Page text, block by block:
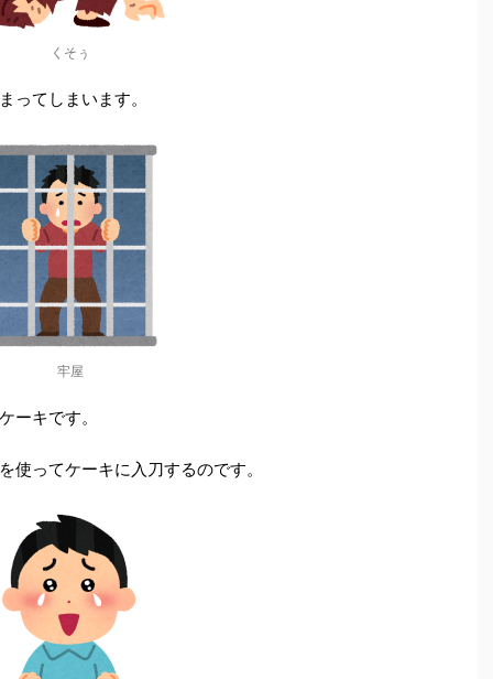
くそぅ
ってしまいます。
牢屋
ーキです。
使ってケーキに入刀するのです。